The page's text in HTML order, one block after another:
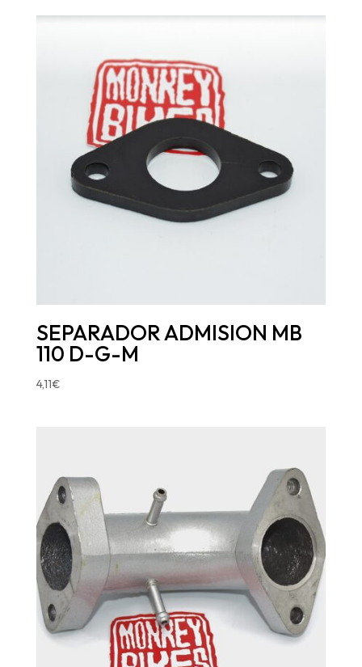
SEPARADOR ADMISION MB
110 D-G-M
4,11€